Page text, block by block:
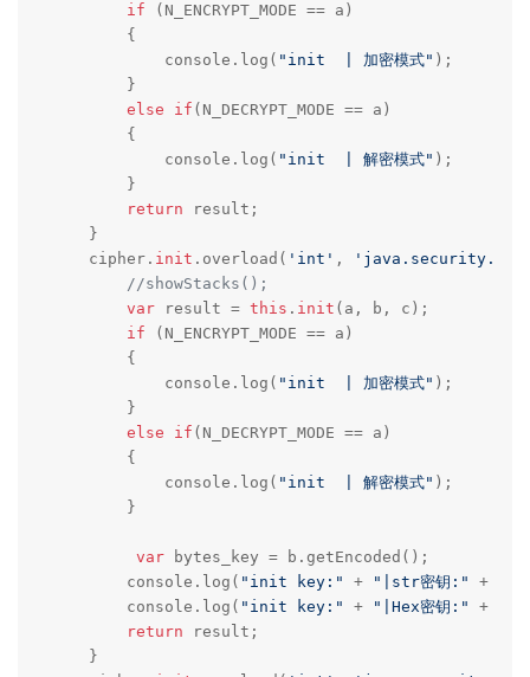
if (N_ENCRYPT_MODE == a)
        {
            console.log(
"init  | 加密模式" );
        }
else
if (N_DECRYPT_MODE == a)
        {
            console.log(
"init  | 解密模式" );
        }
return result;
    }
    cipher.
init .overload( 'int' ,
//showStacks();
var result = this . init (a, b, c);
if (N_ENCRYPT_MODE == a)
        {
            console.log(
"init  | 加密模式" );
        }
else
if (N_DECRYPT_MODE == a)
        {
            console.log(
"init  | 解密模式" );
        }
var bytes_key = b.getEncoded();
        console.log(
"init key:" + "|str密钥:"
+
        console.log(
"init key:" + "|Hex密钥:"
+
return result;
    }